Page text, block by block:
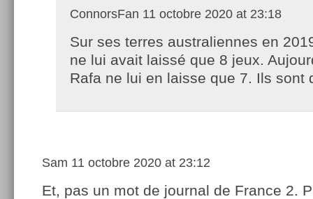
ConnorsFan 11 octobre 2020 at 23:18
Sur ses terres australiennes en
ne lui avait laissé que 8 jeux.
Rafa ne lui en laisse que 7. Ils sont
Sam 11 octobre 2020 at 23:12
Et, pas un mot de journal de France 2.